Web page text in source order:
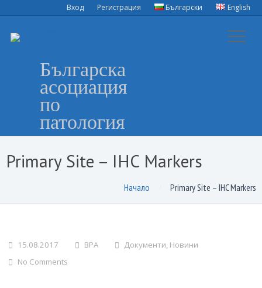
Вход Регистрация Български English
Българска
асоциация
по
патология
Primary Site – IHC Markers
Начало Primary Site – IHC Markers
15.08.2017 BPA Документи, Новини
No Comments